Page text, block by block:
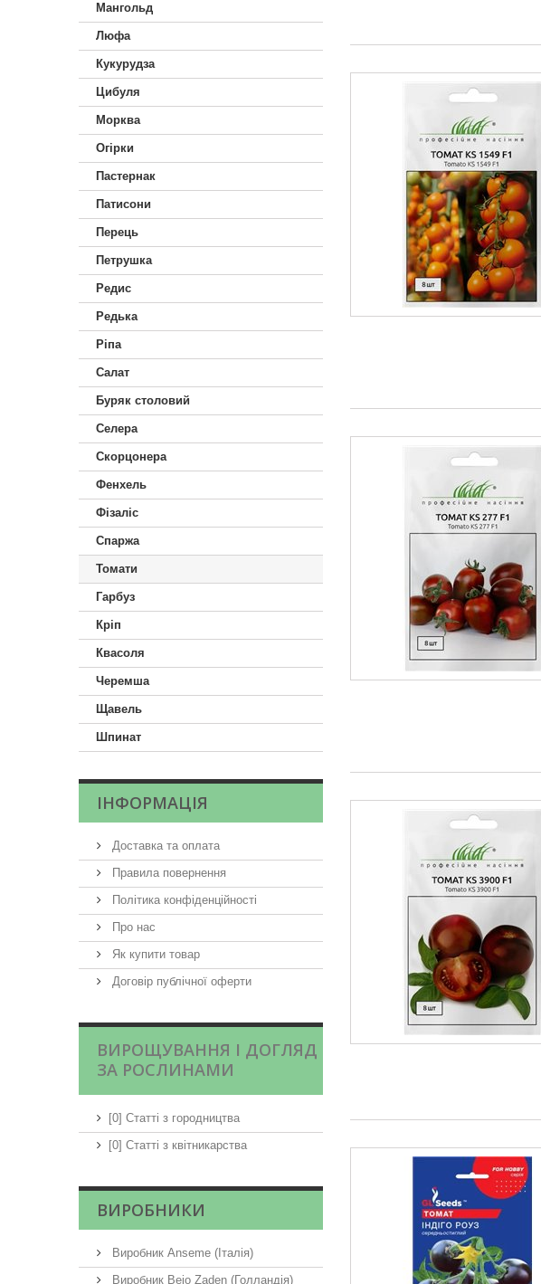
Мангольд
Люфа
Кукурудза
Цибуля
Морква
Огірки
Пастернак
Патисони
Перець
Петрушка
Редис
Редька
Ріпа
Салат
Буряк столовий
Селера
Скорцонера
Фенхель
Фізаліс
Спаржа
Томати
Гарбуз
Кріп
Квасоля
Черемша
Щавель
Шпинат
ІНФОРМАЦІЯ
Доставка та оплата
Правила повернення
Політика конфіденційності
Про нас
Як купити товар
Договір публічної оферти
ВИРОЩУВАННЯ І ДОГЛЯД
ЗА РОСЛИНАМИ
[0] Статті з городництва
[0] Статті з квітникарства
ВИРОБНИКИ
Виробник Anseme (Італія)
Виробник Bejo Zaden (Голландія)